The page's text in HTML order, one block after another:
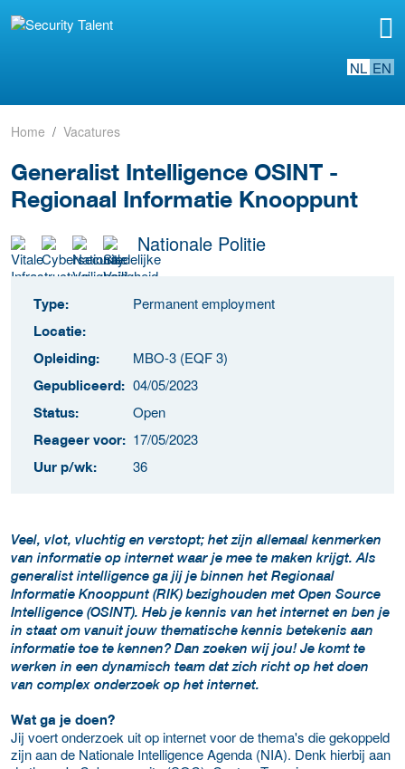
NL EN
Home Vacatures
Generalist Intelligence OSINT -
Regionaal Informatie Knooppunt
Nationale Politie
Type: Permanent employment
Locatie:
Opleiding:
MBO-3 (EQF 3)
Gepubliceerd: 04/05/2023
Status: Open
Reageer voor: 17/05/2023
Uur p/wk: 36
Veel, vlot, vluchtig en verstopt; het zijn allemaal kenmerken
van informatie op internet waar je mee te maken krijgt. Als
generalist intelligence ga jij je binnen het Regionaal
Informatie Knooppunt (RIK) bezighouden met Open Source
Intelligence (OSINT). Heb je kennis van het internet en ben je
in staat om vanuit jouw thematische kennis betekenis aan
informatie toe te kennen? Dan zoeken wij jou! Je komt te
werken in een dynamisch team dat zich richt op het doen
van complex onderzoek op het internet.
Wat ga je doen?
Jij voert onderzoek uit op internet voor de thema's die gekoppeld
zijn aan de Nationale Intelligence Agenda (NIA). Denk hierbij aan